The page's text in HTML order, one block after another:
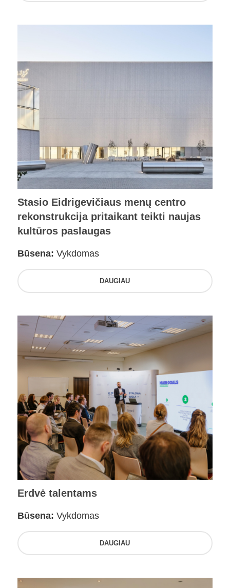
Stasio Eidrigevičiaus menų centro
rekonstrukcija pritaikant teikti naujas
kultūros paslaugas
Būsena: Vykdomas
DAUGIAU
Erdvė talentams
Būsena: Vykdomas
DAUGIAU